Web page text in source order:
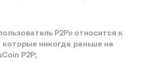
P2P» относится к
которые никогда раньше не
P2P;